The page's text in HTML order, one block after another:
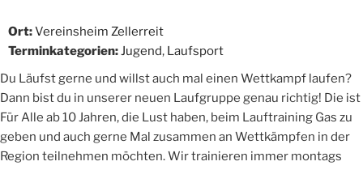
Ort:Vereinsheim Zellerreit
Terminkategorien: Jugend, Laufsport
Du Läufst gerne und willst auch mal einen Wettkampf laufen?
Dann bist du in unserer neuen Laufgruppe genau richtig! Die ist
Für Alle ab 10 Jahren, die Lust haben, beim Lauftraining Gas zu
geben und auch gerne Mal zusammen an Wettkämpfen in der
Region teilnehmen möchten. Wir trainieren immer montags